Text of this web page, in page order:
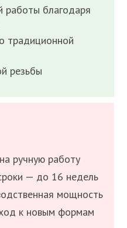
работы благодаря
традиционной
резьбы
ручную работу
— до 16 недель
мощность
к новым формам